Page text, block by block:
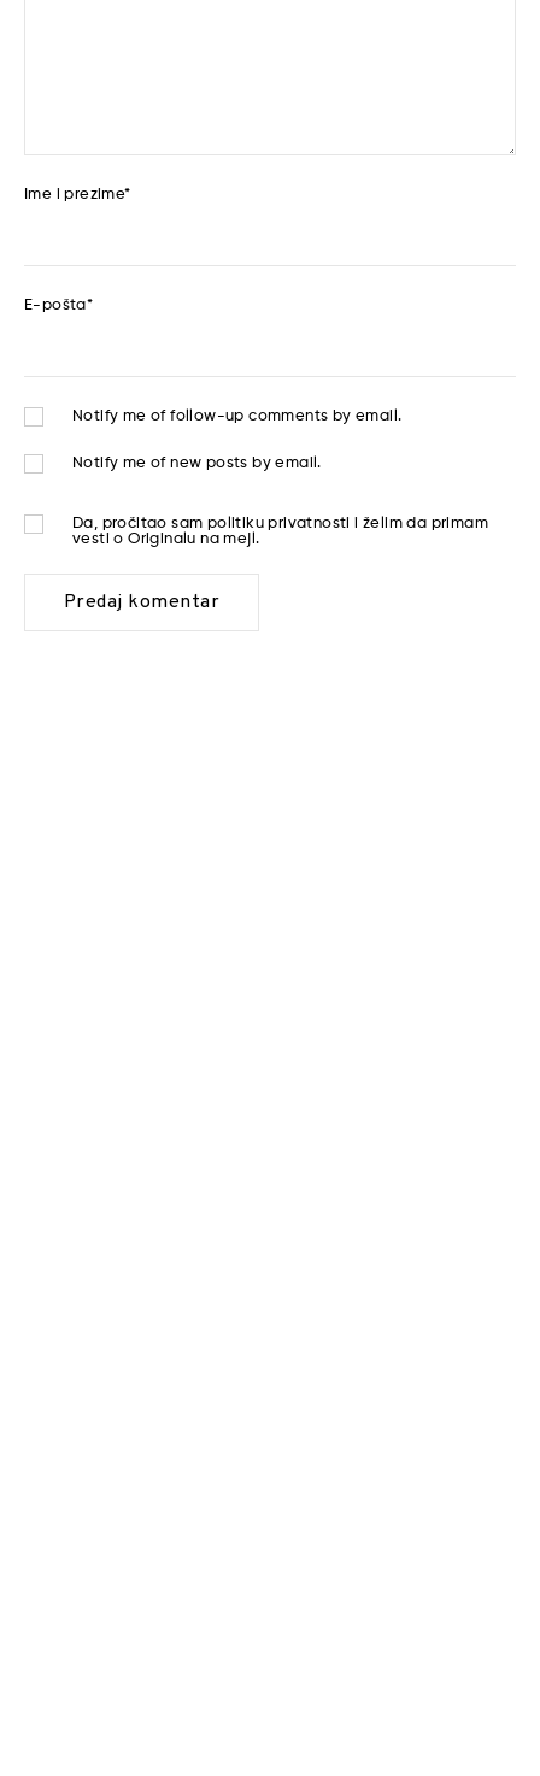
Ime i prezime*
E-pošta*
Notify me of follow-up comments by email.
Notify me of new posts by email.
Da, pročitao sam politiku privatnosti
i želim da primam
vesti o Originalu na mejl.